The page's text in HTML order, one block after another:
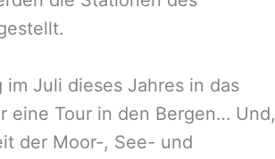
Juli dieses Jahres in das
eine Tour in den Bergen… Und,
der Moor-, See- und